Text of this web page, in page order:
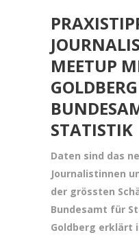
MEETUP
STATISTIK
Daten sind das
Journalistinnen
der grössten
Bundesamt für
Goldberg erklärt